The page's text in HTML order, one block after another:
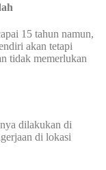
15 tahun namun,
akan tetapi
tidak memerlukan
dilakukan di
di lokasi